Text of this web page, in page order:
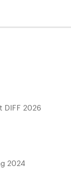
DIFF 2026
2024